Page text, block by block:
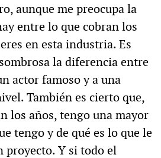
aunque me preocupa la
entre lo que cobran los
en esta industria. Es
la diferencia entre
actor famoso y a una
También es cierto que,
los años, tengo una mayor
tengo y de qué es lo que le
proyecto. Y si todo el